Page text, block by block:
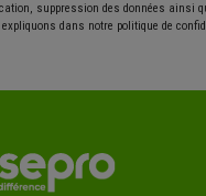
suppression des données ainsi
expliquons dans notre politique de